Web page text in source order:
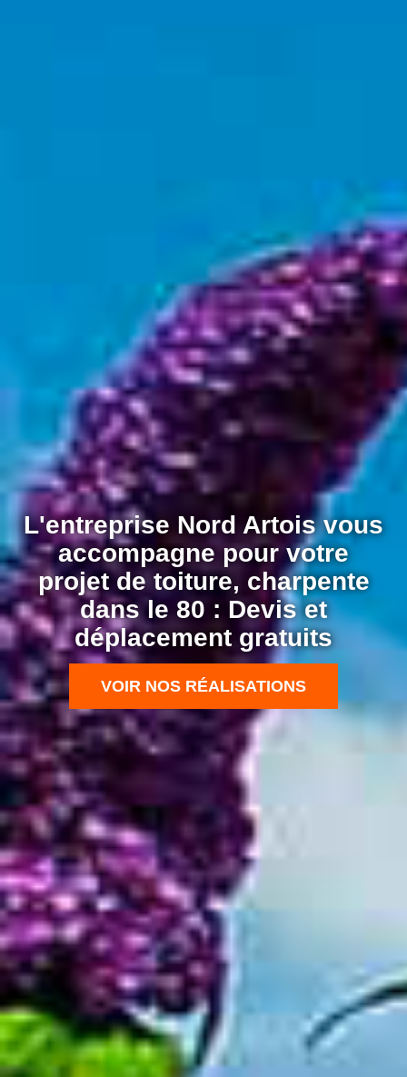
L'entreprise Nord Artois vous
accompagne pour votre
projet de toiture, charpente
dans le 80 : Devis et
déplacement gratuits
VOIR NOS RÉALISATIONS